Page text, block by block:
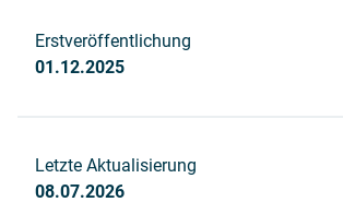
Erstveröffentlichung
01.12.2025
Letzte Aktualisierung
08.07.2026